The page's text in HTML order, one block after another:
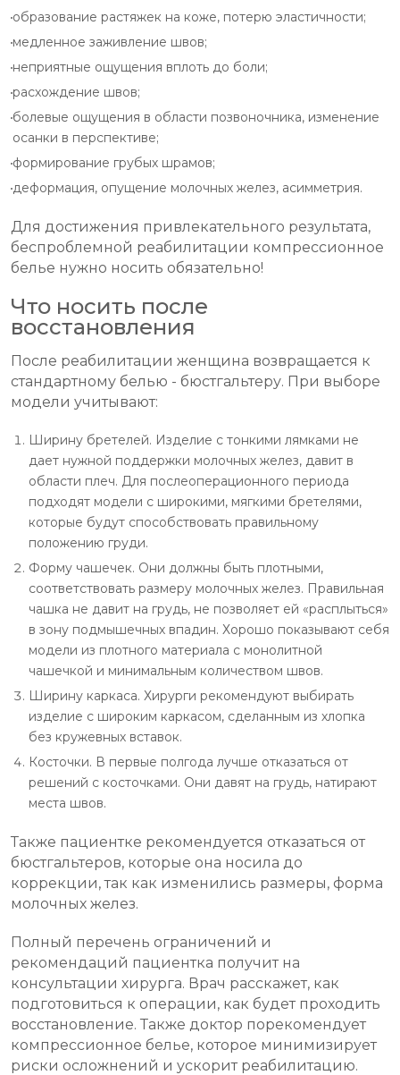
образование растяжек на коже, потерю эластичности;
медленное заживление швов;
неприятные ощущения вплоть до боли;
расхождение швов;
болевые ощущения в области позвоночника, изменение
осанки в перспективе;
формирование грубых шрамов;
деформация, опущение молочных желез, асимметрия.
Для достижения привлекательного результата,
беспроблемной реабилитации компрессионное
белье нужно носить обязательно!
Что носить после
восстановления
После реабилитации женщина возвращается к
стандартному белью - бюстгальтеру. При выборе
модели учитывают:
Ширину бретелей. Изделие с тонкими лямками не
дает нужной поддержки молочных желез, давит в
области плеч. Для послеоперационного периода
подходят модели с широкими, мягкими бретелями,
которые будут способствовать правильному
положению груди.
Форму чашечек. Они должны быть плотными,
соответствовать размеру молочных желез. Правильная
чашка не давит на грудь, не позволяет ей «расплыться»
в зону подмышечных впадин. Хорошо показывают себя
модели из плотного материала с монолитной
чашечкой и минимальным количеством швов.
Ширину каркаса. Хирурги рекомендуют выбирать
изделие с широким каркасом, сделанным из хлопка
без кружевных вставок.
Косточки. В первые полгода лучше отказаться от
решений с косточками. Они давят на грудь, натирают
места швов.
Также пациентке рекомендуется отказаться от
бюстгальтеров, которые она носила до
коррекции, так как изменились размеры, форма
молочных желез.
Полный перечень ограничений и
рекомендаций пациентка получит на
консультации хирурга. Врач расскажет, как
подготовиться к операции, как будет проходить
восстановление. Также доктор порекомендует
компрессионное белье, которое минимизирует
риски осложнений и ускорит реабилитацию.